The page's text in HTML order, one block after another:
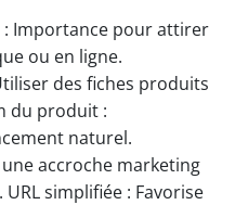
: Importance pour attirer
ou en ligne.
des fiches produits
du produit :
naturel.
accroche marketing
simplifiée : Favorise